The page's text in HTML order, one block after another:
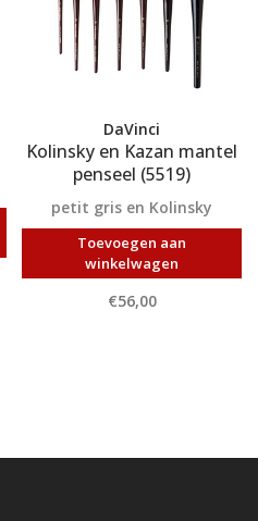
DaVinci
Kolinsky en Kazan mantel
penseel (5519)
petit gris en Kolinsky
Toevoegen aan
winkelwagen
€56,00